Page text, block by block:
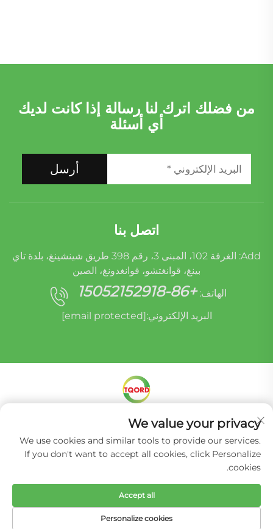
من فضلك اترك لنا رسالة إذا كانت لديك
أي أسئلة
أرسل
اتصل بنا
Add: الغرفة 102، المبنى 3، رقم 398 طريق شينشينغ، بلدة تاي
بينغ، قوانغتشو، قوانغدونغ، الصين
الهاتف: +86-15052152918
البريد الإلكتروني: [email protected]
حقوق الطبع والنشر © شركة ميراكل أوريدي (قوانغتشو)
لإعادة تصنيع قطع غيار السيارات المحدودة -
الخصوصية
We value your privacy
We use cookies and similar tools to provide our services.
If you don't want to accept all cookies, click Personalize
cookies.
Personalize cookies
Accept all